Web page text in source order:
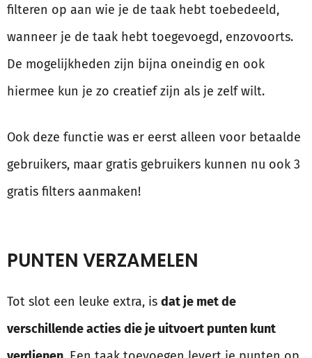
filteren op aan wie je de taak hebt toebedeeld,
wanneer je de taak hebt toegevoegd, enzovoorts.
De mogelijkheden zijn bijna oneindig en ook
hiermee kun je zo creatief zijn als je zelf wilt.
Ook deze functie was er eerst alleen voor betaalde
gebruikers, maar gratis gebruikers kunnen nu ook 3
gratis filters aanmaken!
PUNTEN VERZAMELEN
Tot slot een leuke extra, is dat je met de
verschillende acties die je uitvoert punten kunt